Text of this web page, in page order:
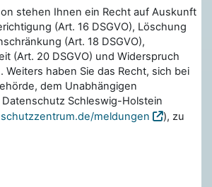
stehen Ihnen ein Recht auf Auskunft
(Art. 16 DSGVO), Löschung
(Art. 18 DSGVO),
(Art. 20 DSGVO) und Widerspruch
Weiters haben Sie das Recht, sich bei
dem Unabhängigen
Schleswig-Holstein
meldungen
), zu